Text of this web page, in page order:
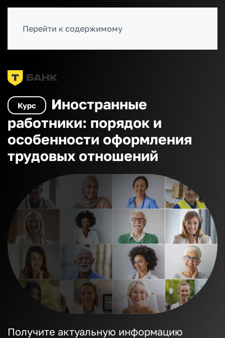
Перейти к содержимому
Курс
Иностранные
работники: порядок и
особенности оформления
трудовых отношений
Получите актуальную информацию